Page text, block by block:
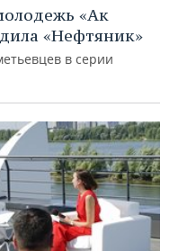
«Ак
«Нефтяник»
в серии